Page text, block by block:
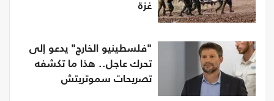
غزة
"فلسطينيو الخارج" يدعو إلى
تحرك عاجل.. هذا ما تكشفه
تصريحات سموتريتش